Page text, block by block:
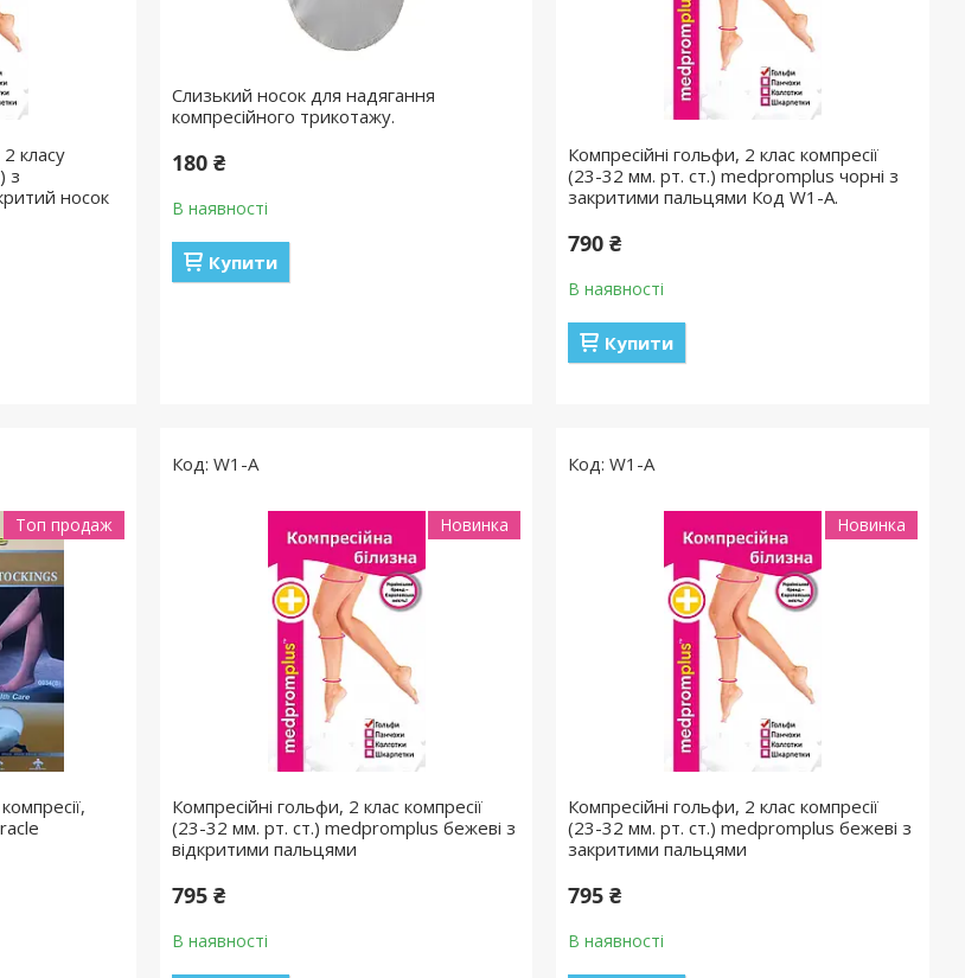
класу
з
носок
Слизький носок для надягання
компресійного трикотажу.
180 ₴
В наявності
Купити
Компресійні гольфи, 2 клас компресії
(23-32 мм. рт. ст.) medpromplus чорні з
закритими пальцями Код W1-A.
790 ₴
В наявності
Купити
Топ продаж
W1-A
Новинка
Компресійні гольфи, 2 клас компресії
(23-32 мм. рт. ст.) medpromplus бежеві з
відкритими пальцями
795 ₴
В наявності
W1-A
Новинка
Компресійні гольфи, 2 клас компресії
(23-32 мм. рт. ст.) medpromplus бежеві з
закритими пальцями
795 ₴
В наявності